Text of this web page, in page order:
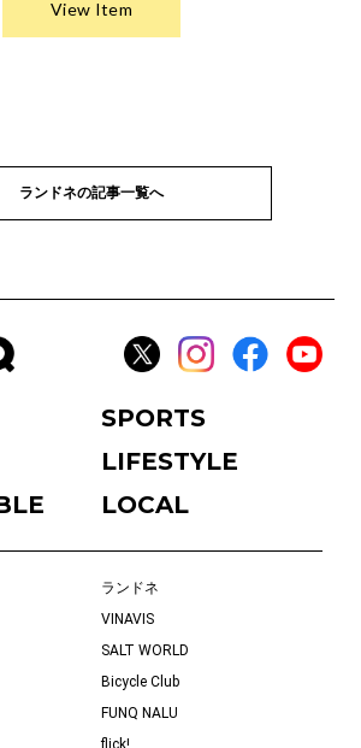
ランドネの記事一覧へ
SPORTS
LIFESTYLE
LOCAL
ランドネ
VINAVIS
SALT WORLD
Bicycle Club
FUNQ NALU
flick!